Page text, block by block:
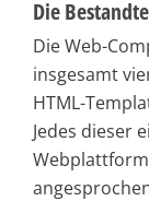
Die
Die Web-
insgesamt
HTML-
Jedes dieser